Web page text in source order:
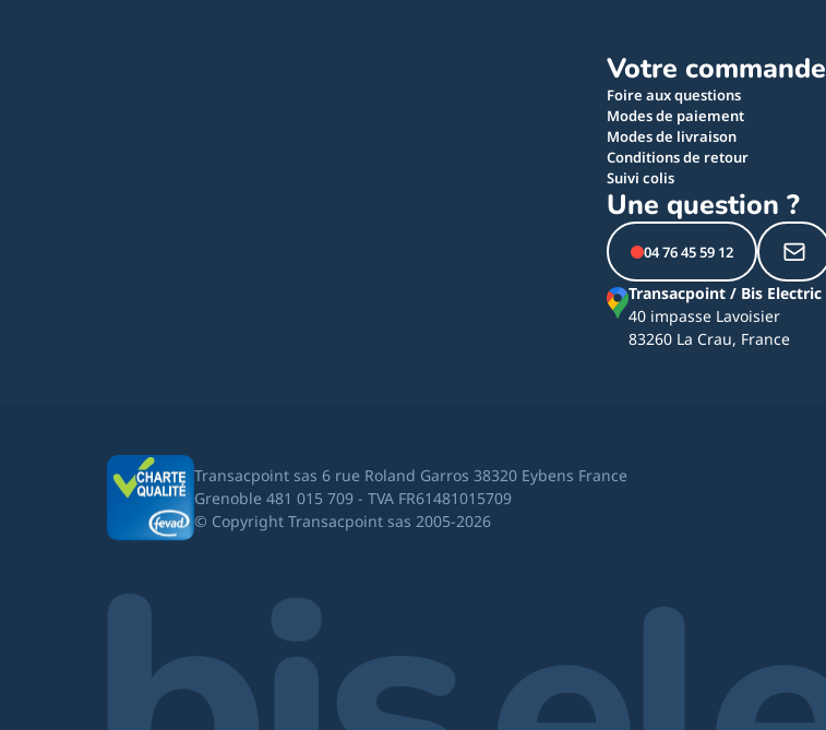
Votre commande
Foire aux questions
Modes de paiement
Modes de livraison
Conditions de retour
Suivi colis
Une question ?
04 76 45 59 12
Transacpoint / Bis Electric
40 impasse Lavoisier
83260 La Crau, France
Transacpoint sas 6 rue Roland Garros 38320 Eybens France
Grenoble 481 015 709 - TVA FR61481015709
© Copyright Transacpoint sas 2005-2026